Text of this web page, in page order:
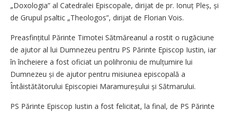
„Doxologia” al Catedralei Episcopale, dirijat de pr. Ionuț Pleș, și
de Grupul psaltic „Theologos”, dirijat de Florian Vois.
Preasfințitul Părinte Timotei Sătmăreanul a rostit o rugăciune
de ajutor al lui Dumnezeu pentru PS Părinte Episcop Iustin, iar
în încheiere a fost oficiat un polihroniu de mulțumire lui
Dumnezeu și de ajutor pentru misiunea episcopală a
Întâistătătorului Episcopiei Mara­mureșului și Sătmarului.
PS Părinte Episcop Iustin a fost felicitat, la final, de PS Părinte